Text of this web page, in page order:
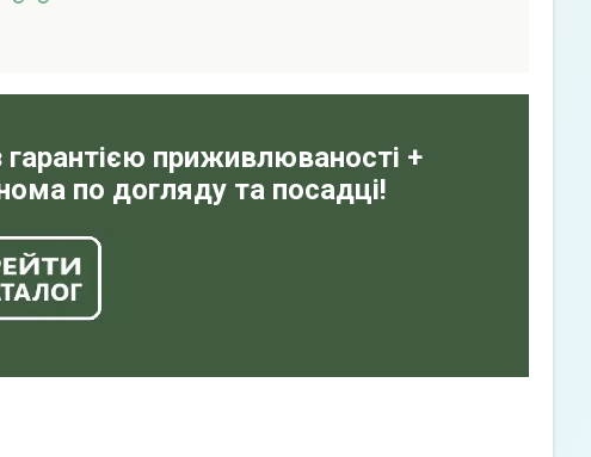
гарантією приживлюваності +
по догляду та посадці!